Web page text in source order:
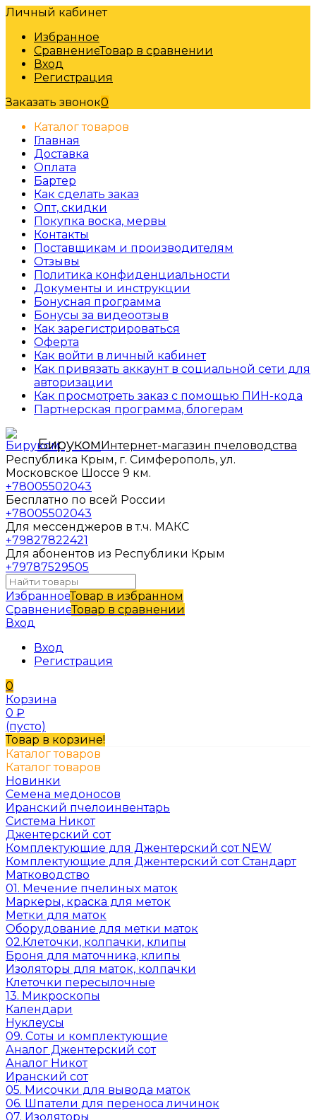
Личный кабинет
Избранное
СравнениеТовар в сравнении
Вход
Регистрация
Заказать звонок0
Каталог товаров
Главная
Доставка
Оплата
Бартер
Как сделать заказ
Опт, скидки
Покупка воска, мервы
Контакты
Поставщикам и производителям
Отзывы
Политика конфиденциальности
Документы и инструкции
Бонусная программа
Бонусы за видеоотзыв
Как зарегистрироваться
Оферта
Как войти в личный кабинет
Как привязать аккаунт в социальной сети для
авторизации
Как просмотреть заказ с помощью ПИН-кода
Партнерская программа, блогерам
БирукомИнтернет-магазин пчеловодства
Республика Крым, г. Симферополь, ул.
Московское Шоссе 9 км.
+78005502043
Бесплатно по всей России
+78005502043
Для мессенджеров в т.ч. МАКС
+79827822421
Для абонентов из Республики Крым
+79787529505
ИзбранноеТовар в избранном
СравнениеТовар в сравнении
Вход
Вход
Регистрация
0
Корзина
0 ₽
(пусто)
Товар в корзине!
Каталог товаров
Каталог товаров
Новинки
Семена медоносов
Иранский пчелоинвентарь
Система Никот
Джентерский сот
Комплектующие для Джентерский сот NEW
Комплектующие для Джентерский сот Стандарт
Матководство
01. Мечение пчелиных маток
Маркеры, краска для меток
Метки для маток
Оборудование для метки маток
02.Клеточки, колпачки, клипы
Броня для маточника, клипы
Изоляторы для маток, колпачки
Клеточки пересылочные
13. Микроскопы
Календари
Нуклеусы
09. Соты и комплектующие
Аналог Джентерский сот
Аналог Никот
Иранский сот
05. Мисочки для вывода маток
06. Шпатели для переноса личинок
07. Изоляторы